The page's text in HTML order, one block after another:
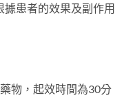
患者的效果及副作用
物，起效時間為30分